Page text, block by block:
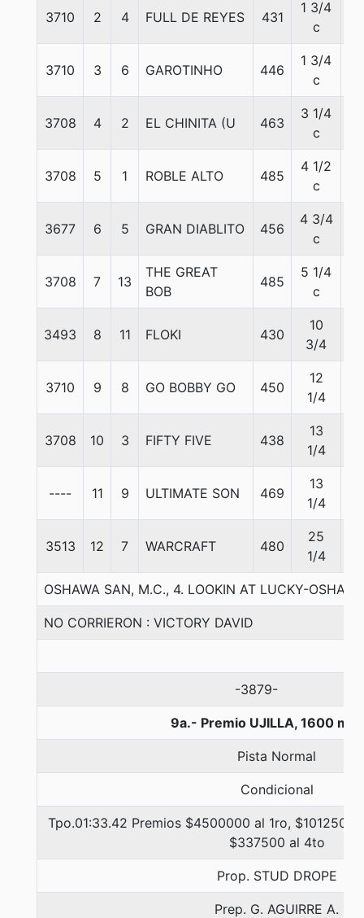
3710 2 4 FULL DE REYES 431
1 3/4
c
3710 3 6 GAROTINHO 446
1 3/4
c
3708 4 2 EL CHINITA (U 463
3 1/4
c
3708 5 1 ROBLE ALTO 485
4 1/2
c
3677 6 5 GRAN DIABLITO 456
4 3/4
c
3708 7 13
THE GREAT
BOB
485
5 1/4
c
3493 8 11 FLOKI 430
10
3/4
3710 9 8 GO BOBBY GO 450
12
1/4
3708 10 3 FIFTY FIVE 438
13
1/4
---- 11 9 ULTIMATE SON 469
13
1/4
3513 12 7 WARCRAFT 480
25
1/4
OSHAWA SAN, M.C., 4. LOOKIN AT LUCKY-
NO CORRIERON : VICTORY DAVID
-3879-
9a.- Premio UJILLA, 1600
Pista Normal
Condicional
Tpo.01:33.42 Premios $4500000 al 1ro,
$337500 al 4to
Prop. STUD DROPE
Prep. G. AGUIRRE A.